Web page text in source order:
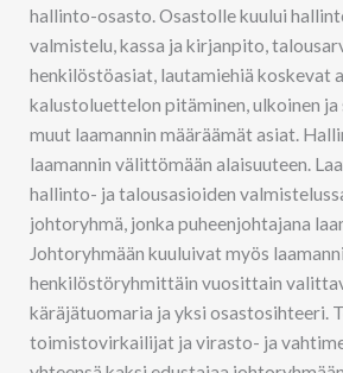
hallinto-osasto. Osastolle kuului
valmistelu, kassa ja kirjanpito,
henkilöstöasiat, lautamiehiä koskevat
kalustoluettelon pitäminen, ulkoinen ja
muut laamannin määräämät asiat.
laamannin välittömään alaisuuteen.
hallinto- ja talousasioiden
johtoryhmä, jonka puheenjohtajana
Johtoryhmään kuuluivat myös
henkilöstöryhmittäin vuosittain
käräjätuomaria ja yksi osastosihteeri.
toimistovirkailijat ja virasto- ja